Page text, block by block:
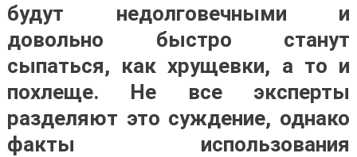
будут недолговечными и
довольно быстро станут
сыпаться, как хрущевки, а то и
похлеще. Не все эксперты
разделяют это суждение, однако
факты использования